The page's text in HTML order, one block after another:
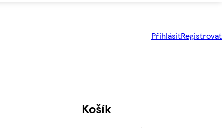
PřihlásitRegistrovat
Košík